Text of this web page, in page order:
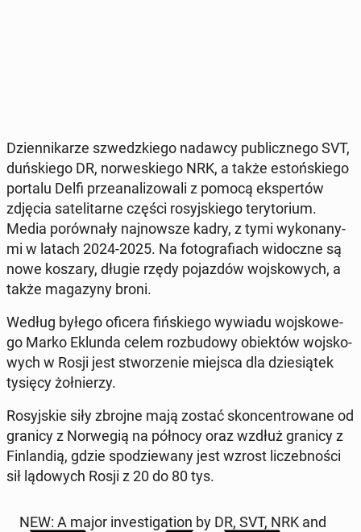
Dzien­ni­ka­rze szwedz­kie­go nadawcy pu­blicz­ne­go SVT,
duń­skie­go DR, nor­we­skie­go NRK, a także es­toń­skie­go
portalu Delfi prze­ana­li­zo­wa­li z pomocą eks­per­tów
zdjęcia sa­te­li­tar­ne części ro­syj­skie­go te­ry­to­rium.
Media po­rów­na­ły naj­now­sze kadry, z tymi wy­ko­na­ny­
mi w latach 2024-2025. Na fo­to­gra­fiach wi­docz­ne są
nowe koszary, długie rzędy po­jaz­dów woj­sko­wych, a
także ma­ga­zy­ny broni.
Według byłego oficera fiń­skie­go wywiadu woj­sko­we­
go Marko Eklunda celem roz­bu­do­wy obiek­tów woj­sko­
wych w Rosji jest stwo­rze­nie miejsca dla dzie­sią­tek
tysięcy żoł­nie­rzy.
Ro­syj­skie siły zbrojne mają zostać skon­cen­tro­wa­ne od
granicy z Nor­we­gią na północy oraz wzdłuż granicy z
Fin­lan­dią, gdzie spo­dzie­wa­ny jest wzrost li­czeb­no­ści
sił lą­do­wych Rosji z 20 do 80 tys.
NEW: A major in­ve­sti­ga­tion by DR, SVT, NRK and